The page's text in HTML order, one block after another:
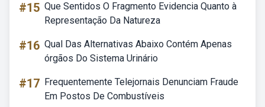
#15 Que Sentidos O Fragmento Evidencia Quanto à
Representação Da Natureza
#16 Qual Das Alternativas Abaixo Contém Apenas
órgãos Do Sistema Urinário
#17 Frequentemente Telejornais Denunciam Fraude
Em Postos De Combustíveis